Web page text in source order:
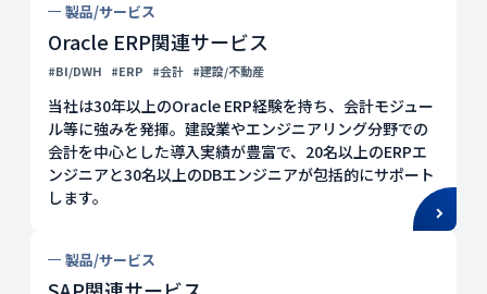
製品/サービス
Oracle ERP関連サービス
#BI/DWH #ERP #会計 #建設/不動産
当社は30年以上のOracle ERP経験を持ち、会計モジュー
ル等に強みを発揮。建設業やエンジニアリング分野での
会計を中心とした導入実績が豊富で、20名以上のERPエ
ンジニアと30名以上のDBエンジニアが包括的にサポート
します。
製品/サービス